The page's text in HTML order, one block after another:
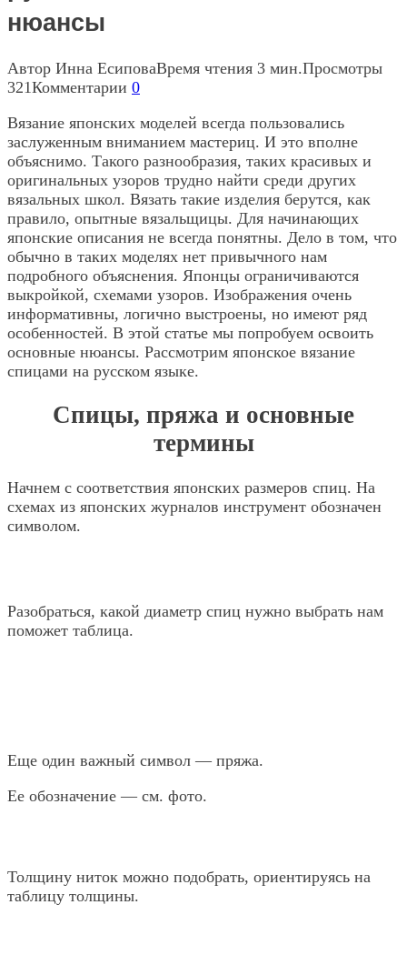
нюансы
Автор Инна ЕсиповаВремя чтения 3 мин.Просмотры
321Комментарии 0
Вязание японских моделей всегда пользовались
заслуженным вниманием мастериц. И это вполне
объяснимо. Такого разнообразия, таких красивых и
оригинальных узоров трудно найти среди других
вязальных школ. Вязать такие изделия берутся, как
правило, опытные вязальщицы. Для начинающих
японские описания не всегда понятны. Дело в том, что
обычно в таких моделях нет привычного нам
подробного объяснения. Японцы ограничиваются
выкройкой, схемами узоров. Изображения очень
информативны, логично выстроены, но имеют ряд
особенностей. В этой статье мы попробуем освоить
основные нюансы. Рассмотрим японское вязание
спицами на русском языке.
Спицы, пряжа и основные
термины
Начнем с соответствия японских размеров спиц. На
схемах из японских журналов инструмент обозначен
символом.
Разобраться, какой диаметр спиц нужно выбрать нам
поможет таблица.
Еще один важный символ — пряжа.
Ее обозначение — см. фото.
Толщину ниток можно подобрать, ориентируясь на
таблицу толщины.